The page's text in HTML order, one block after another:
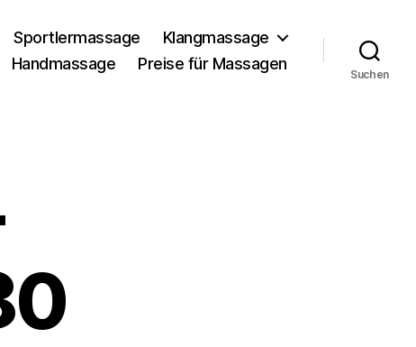
Sportlermassage
Klangmassage
Handmassage Preise für Massagen
Suchen